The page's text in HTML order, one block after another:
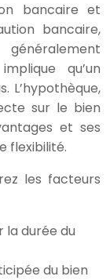
bancaire et
bancaire,
qu’un
L’hypothèque,
sur le bien
et ses
flexibilité.
les facteurs
la durée du
du bien